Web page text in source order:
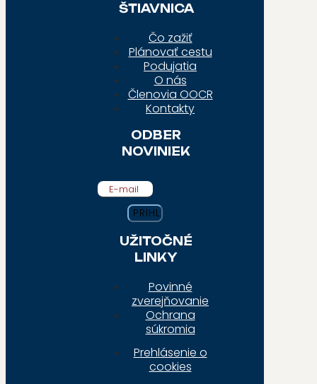
ŠTIAVNICA
Čo zažiť
Plánovať cestu
Podujatia
O nás
Členovia OOCR
Kontakty
ODBER
NOVINIEK
E-mail
UŽITOČNÉ
LINKY
Povinné
zverejňovanie
Ochrana
súkromia
Prehlásenie o
cookies